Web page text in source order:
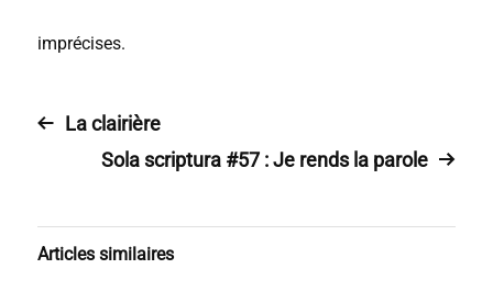
imprécises.
La clairière
Sola scriptura #57 : Je rends la parole
Articles similaires